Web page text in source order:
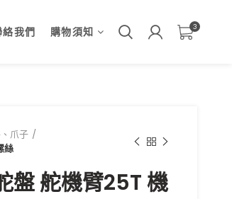
絡我們 購物須知 3
爪子
絲
盤 舵機臂25T 機